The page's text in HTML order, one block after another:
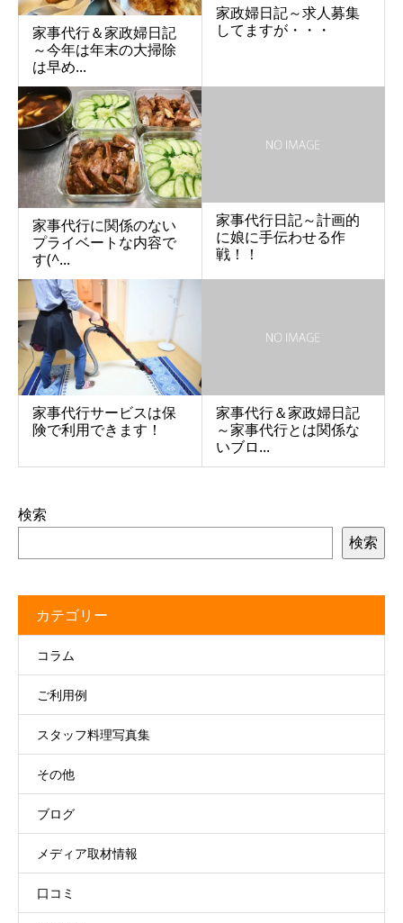
家事代行＆家政婦日記
～今年は年末の大掃除
は早め...
家政婦日記～求人募集
してますが・・・
家事代行に関係のない
プライベートな内容で
す(^...
家事代行日記～計画的
に娘に手伝わせる作
戦！！
家事代行サービスは保
険で利用できます！
家事代行＆家政婦日記
～家事代行とは関係な
いブロ...
検索
検索
カテゴリー
コラム
ご利用例
スタッフ料理写真集
その他
ブログ
メディア取材情報
口コミ